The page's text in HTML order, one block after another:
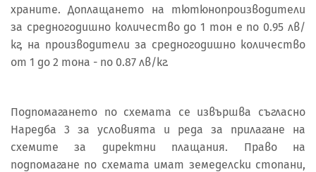
храните. Доплащането на тютюнопроизводители
за средногодишно количество до 1 тон е по 0.95 лв/
кг, на производители за средногодишно количество
от 1 до 2 тона - по 0.87 лв/кг.
Подпомагането по схемата се извършва съгласно
Наредба 3 за условията и реда за прилагане на
схемите за директни плащания. Право на
подпомагане по схемата имат земеделски стопани,